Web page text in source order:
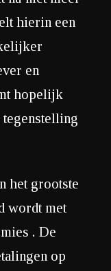
hierin een
en
hopelijk
tegenstelling
het grootste
wordt met
. De
op